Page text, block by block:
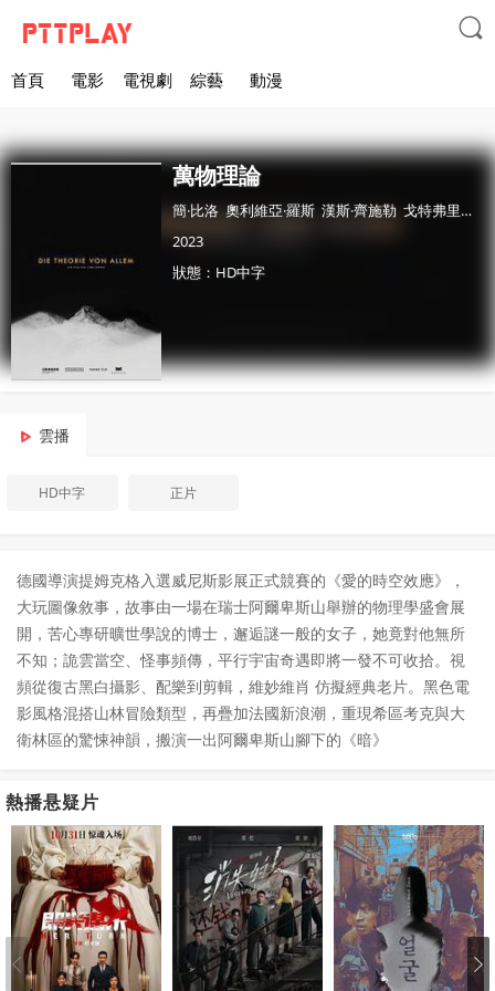

首頁 電影 電視劇 綜藝 動漫
萬物理論
簡·比洛 奧利維亞·羅斯 漢斯·齊施勒 戈特弗里德·布賴特福斯
2023
狀態：HD中字
雲播
HD中字 正片
德國導演提姆克格入選威尼斯影展正式競賽的《愛的時空效應》，
大玩圖像敘事，故事由一場在瑞士阿爾卑斯山舉辦的物理學盛會展
開，苦心專研曠世學說的博士，邂逅謎一般的女子，她竟對他無所
不知；詭雲當空、怪事頻傳，平行宇宙奇遇即將一發不可收拾。視
頻從復古黑白攝影、配樂到剪輯，維妙維肖 仿擬經典老片。黑色電
影風格混搭山林冒險類型，再疊加法國新浪潮，重現希區考克與大
衛林區的驚悚神韻，搬演一出阿爾卑斯山腳下的《暗》
熱播悬疑片